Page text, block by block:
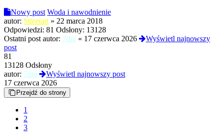
Nowy post Woda i nawodnienie
autor: Stteetart » 22 marca 2018
Odpowiedzi: 81 Odsłony: 13128
Ostatni post autor: 7dni « 17 czerwca 2026
Wyświetl najnowszy
post
81
13128 Odsłony
autor: 7dni
Wyświetl najnowszy post
17 czerwca 2026
Przejdź do strony
1
2
3